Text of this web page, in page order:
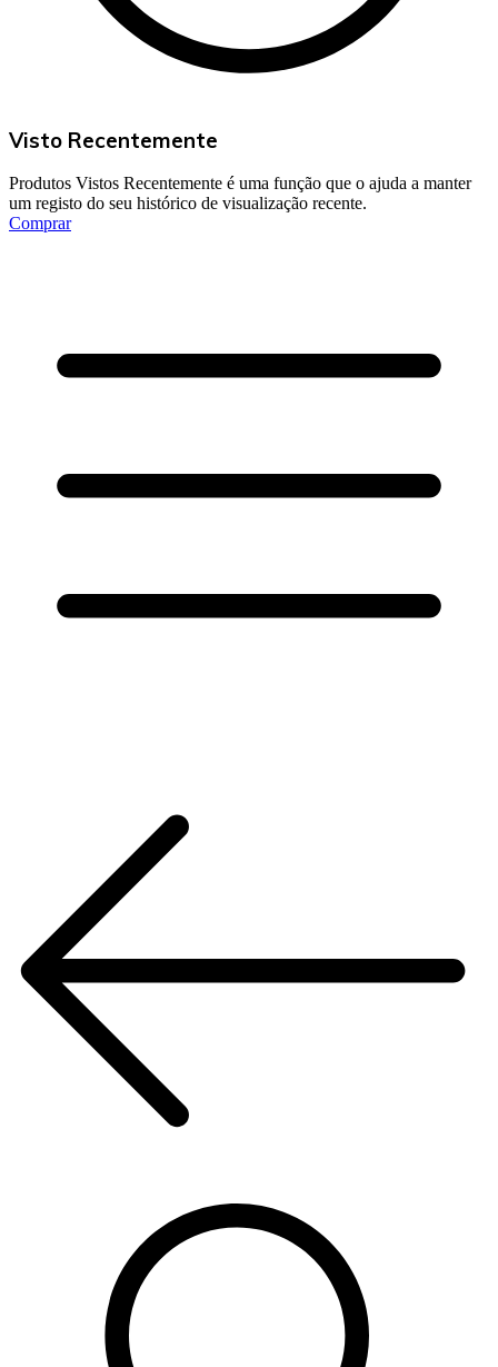
Visto Recentemente
Produtos Vistos Recentemente é uma função que o ajuda a manter
um registo do seu histórico de visualização recente.
Comprar